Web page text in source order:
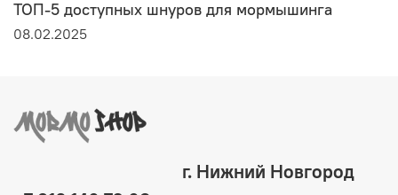
ТОП-5 доступных шнуров для мормышинга
08.02.2025
г. Нижний Новгород